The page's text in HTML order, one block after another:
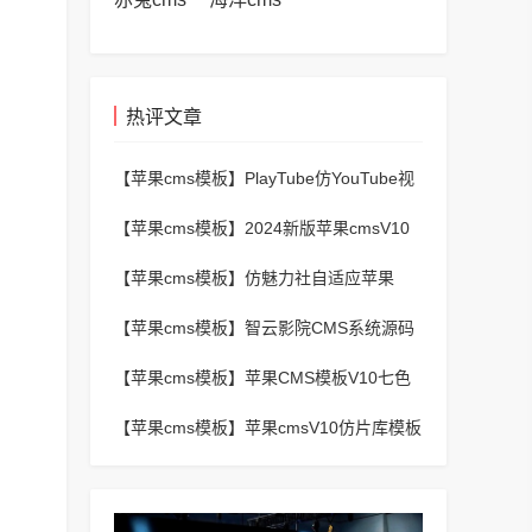
热评文章
【苹果cms模板】 PlayTube仿YouTube视
【苹果cms模板】 2024新版苹果cmsV10
【苹果cms模板】 仿魅力社自适应苹果
【苹果cms模板】 智云影院CMS系统源码
【苹果cms模板】 苹果CMS模板V10七色
【苹果cms模板】 苹果cmsV10仿片库模板